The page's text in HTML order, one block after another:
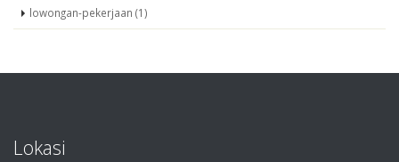
lowongan-pekerjaan (1)
Lokasi